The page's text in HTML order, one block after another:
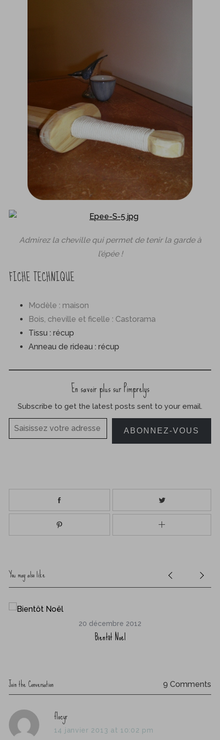
Admirez la cheville qui permet de tenir la garde à
l’épée !
FICHE TECHNIQUE
Modèle : maison
Bois, cheville et ficelle : Castorama
Tissu : récup
Anneau de rideau : récup
En savoir plus sur Pimprelys
Subscribe to get the latest posts sent to your email.
Saisissez votre adresse e-mail…
ABONNEZ-VOUS
You may also like
20 décembre 2012
Bientôt Noël
Join the Conversation 9 Comments
s
a
flocyr
14 janvier 2013 at 10:02 pm